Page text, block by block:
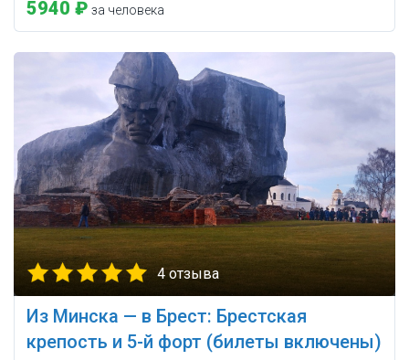
5940 ₽ за человека
4 отзыва
Из Минска — в Брест: Брестская
крепость и 5-й форт (билеты включены)